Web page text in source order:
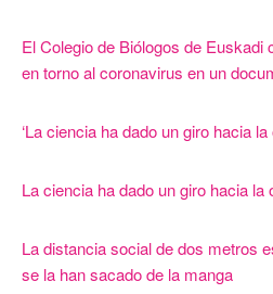
El Colegio de Biólogos de Euskadi
en torno al coronavirus en un
‘La ciencia ha dado un giro hacia la
La ciencia ha dado un giro hacia la
La distancia social de dos metros
se la han sacado de la manga